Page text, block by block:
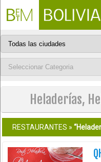
Heladerías,
RESTAURANTES »